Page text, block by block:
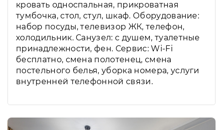
кровать односпальная, прикроватная
тумбочка, стол, стул, шкаф. Оборудование:
набор посуды, телевизор ЖК, телефон,
холодильник. Санузел: с душем, туалетные
принадлежности, фен. Сервис: Wi-Fi
бесплатно, смена полотенец, смена
постельного белья, уборка номера, услуги
внутренней телефонной связи.